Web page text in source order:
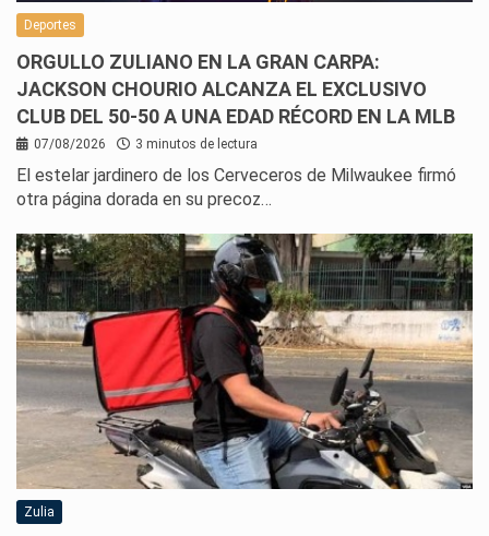
Deportes
ORGULLO ZULIANO EN LA GRAN CARPA:
JACKSON CHOURIO ALCANZA EL EXCLUSIVO
CLUB DEL 50-50 A UNA EDAD RÉCORD EN LA MLB
07/08/2026 3 minutos de lectura
El estelar jardinero de los Cerveceros de Milwaukee firmó
otra página dorada en su precoz…
Zulia